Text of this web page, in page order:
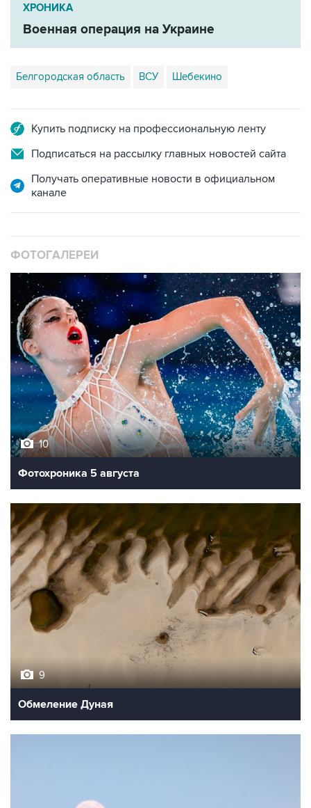
ХРОНИКА
Военная операция на Украине
Белгородская область ВСУ Шебекино
Купить подписку на профессиональную ленту
Подписаться на рассылку главных новостей сайта
Получать оперативные новости в официальном
канале
ФОТОГАЛЕРЕИ
10
Фотохроника 5 августа
9
Обмеление Дуная